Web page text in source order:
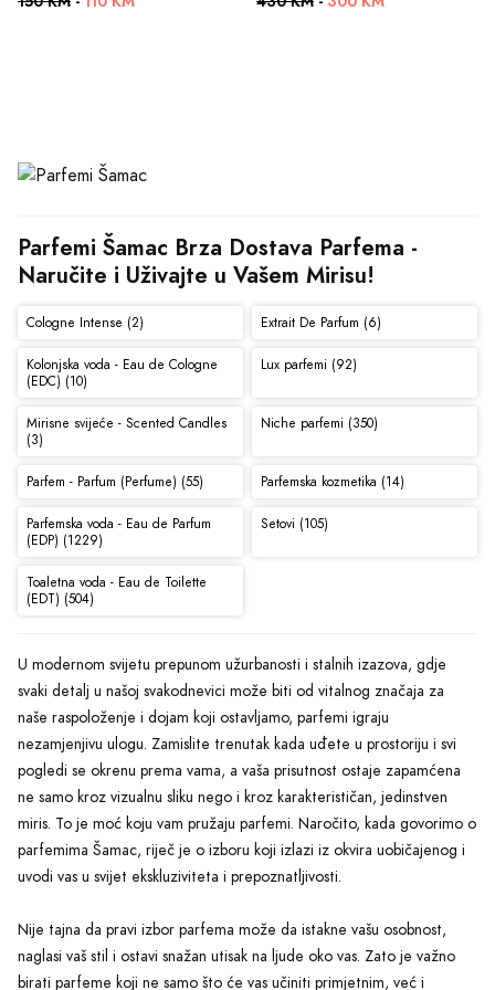
Parfemi Šamac Brza Dostava Parfema -
Naručite i Uživajte u Vašem Mirisu!
Cologne Intense (2) Extrait De Parfum (6)
Kolonjska voda - Eau de Cologne
(EDC) (10)
Lux parfemi (92)
Mirisne svijeće - Scented Candles
(3)
Niche parfemi (350)
Parfem - Parfum (Perfume) (55) Parfemska kozmetika (14)
Parfemska voda - Eau de Parfum
(EDP) (1229)
Setovi (105)
Toaletna voda - Eau de Toilette
(EDT) (504)
U modernom svijetu prepunom užurbanosti i stalnih izazova, gdje
svaki detalj u našoj svakodnevici može biti od vitalnog značaja za
naše raspoloženje i dojam koji ostavljamo, parfemi igraju
nezamjenjivu ulogu. Zamislite trenutak kada uđete u prostoriju i svi
pogledi se okrenu prema vama, a vaša prisutnost ostaje zapamćena
ne samo kroz vizualnu sliku nego i kroz karakterističan, jedinstven
miris. To je moć koju vam pružaju parfemi. Naročito, kada govorimo o
parfemima Šamac, riječ je o izboru koji izlazi iz okvira uobičajenog i
uvodi vas u svijet ekskluziviteta i prepoznatljivosti.
Nije tajna da pravi izbor parfema može da istakne vašu osobnost,
naglasi vaš stil i ostavi snažan utisak na ljude oko vas. Zato je važno
birati parfeme koji ne samo što će vas učiniti primjetnim, već i